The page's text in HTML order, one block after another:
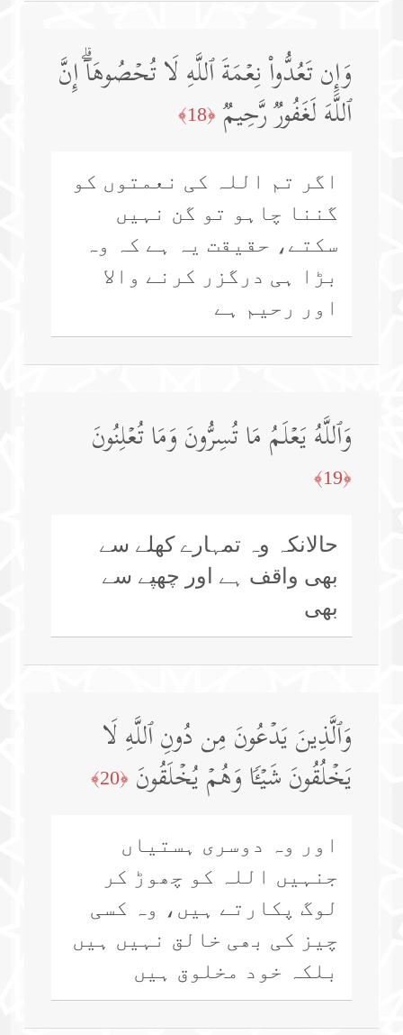
وَإِن تَعُدُّوا۟ نِعۡمَةَ ٱللَّهِ لَا تُحۡصُوهَاۤۗ إِنَّ
ٱللَّهَ لَغَفُورࣱ رَّحِیمࣱ ﴿18﴾
اگر تم اللہ کی نعمتوں کو
گننا چاہو تو گن نہیں
سکتے، حقیقت یہ ہے کہ وہ
بڑا ہی درگزر کرنے والا
اور رحیم ہے
وَٱللَّهُ یَعۡلَمُ مَا تُسِرُّونَ وَمَا تُعۡلِنُونَ
﴿19﴾
حالانکہ وہ تمہارے کھلے سے
بھی واقف ہے اور چھپے سے
بھی
وَٱلَّذِینَ یَدۡعُونَ مِن دُونِ ٱللَّهِ لَا
یَخۡلُقُونَ شَیۡـࣰٔا وَهُمۡ یُخۡلَقُونَ ﴿20﴾
اور وہ دوسری ہستیاں
جنہیں اللہ کو چھوڑ کر
لوگ پکارتے ہیں، وہ کسی
چیز کی بھی خالق نہیں ہیں
بلکہ خود مخلوق ہیں